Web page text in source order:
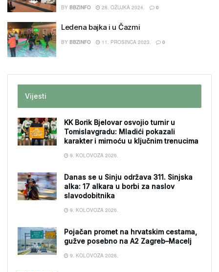
BY BBZINFO 28. OŽUJKA 2024. 0
Ledena bajka i u Čazmi
BY BBZINFO 11. PROSINCA 2023. 0
Vijesti
KK Borik Bjelovar osvojio turnir u
Tomislavgradu: Mladići pokazali
karakter i mirnoću u ključnim trenucima
9. KOLOVOZA 2026.
Danas se u Sinju održava 311. Sinjska
alka: 17 alkara u borbi za naslov
slavodobitnika
9. KOLOVOZA 2026.
Pojačan promet na hrvatskim cestama,
gužve posebno na A2 Zagreb–Macelj
9. KOLOVOZA 2026.